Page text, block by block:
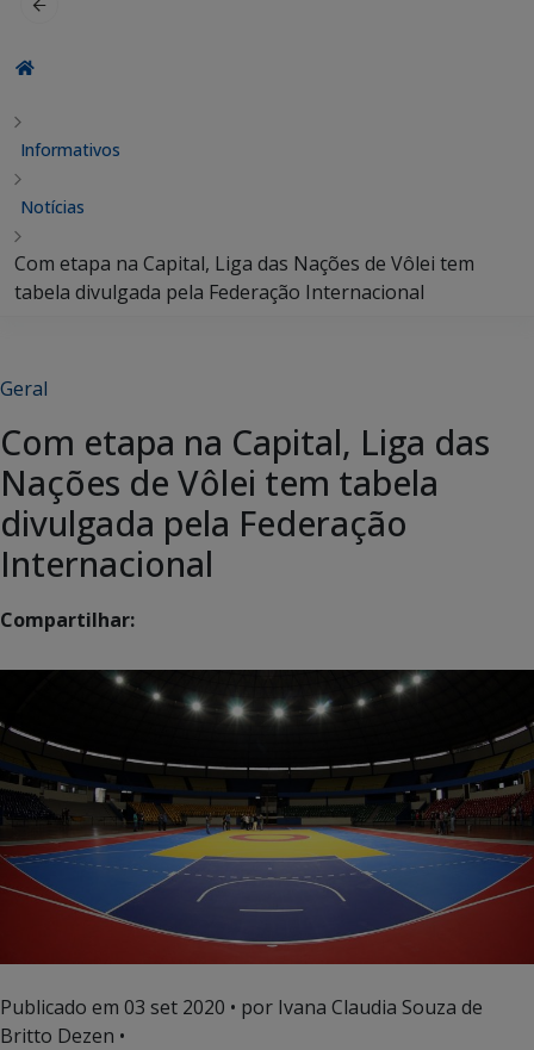
Informativos
Notícias
Com etapa na Capital, Liga das Nações de Vôlei tem
tabela divulgada pela Federação Internacional
Geral
Com etapa na Capital, Liga das
Nações de Vôlei tem tabela
divulgada pela Federação
Internacional
Compartilhar:
Publicado em 03 set 2020 • por Ivana Claudia Souza de
Britto Dezen •